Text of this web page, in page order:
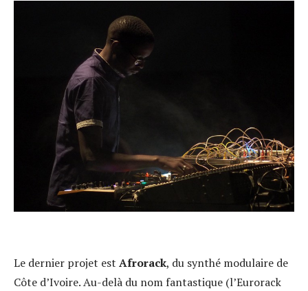
Le dernier projet est Afrorack, du synthé modulaire de
Côte d’Ivoire. Au-delà du nom fantastique (l’Eurorack